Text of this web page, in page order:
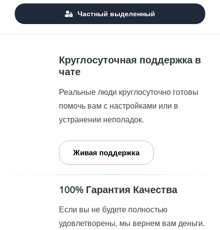
Частный выделенный
Круглосуточная поддержка в
чате
Реальные люди круглосуточно готовы
помочь вам с настройками или в
устранении неполадок.
Живая поддержка
100% Гарантия Качества
Если вы не будете полностью
удовлетворены, мы вернем вам деньги.